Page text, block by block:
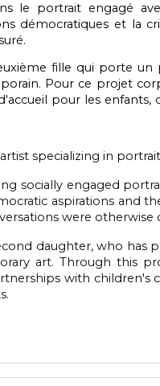
le portrait engagé
démocratiques et la
fille qui porte
Pour ce projet
pour les
artist specializing in
socially engaged
aspirations and
were otherwise
daughter, who has
art. Through this
with children's